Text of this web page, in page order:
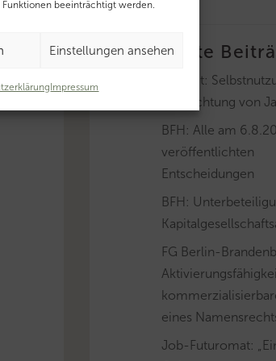
beeinträchtigt werden.
Einstellungen ansehen
Impressum
letzte
BayLfSt:
Verpachtung von
BFH: Alle am
veröffentlichten
Entscheidungen
BFH:
FG Berlin-
eines
Job-Futuromat: